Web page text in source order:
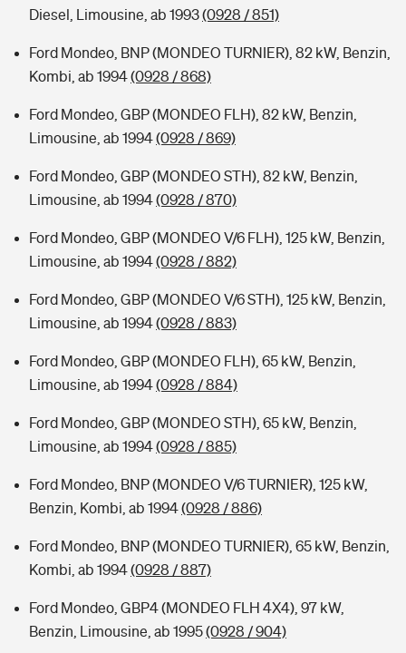
Diesel, Limousine, ab 1993(0928 / 851)
Ford Mondeo, BNP (MONDEO TURNIER), 82 kW, Benzin,
Kombi, ab 1994(0928 / 868)
Ford Mondeo, GBP (MONDEO FLH), 82 kW, Benzin,
Limousine, ab 1994(0928 / 869)
Ford Mondeo, GBP (MONDEO STH), 82 kW, Benzin,
Limousine, ab 1994(0928 / 870)
Ford Mondeo, GBP (MONDEO V/6 FLH), 125 kW, Benzin,
Limousine, ab 1994(0928 / 882)
Ford Mondeo, GBP (MONDEO V/6 STH), 125 kW, Benzin,
Limousine, ab 1994(0928 / 883)
Ford Mondeo, GBP (MONDEO FLH), 65 kW, Benzin,
Limousine, ab 1994(0928 / 884)
Ford Mondeo, GBP (MONDEO STH), 65 kW, Benzin,
Limousine, ab 1994(0928 / 885)
Ford Mondeo, BNP (MONDEO V/6 TURNIER), 125 kW,
Benzin, Kombi, ab 1994(0928 / 886)
Ford Mondeo, BNP (MONDEO TURNIER), 65 kW, Benzin,
Kombi, ab 1994(0928 / 887)
Ford Mondeo, GBP4 (MONDEO FLH 4X4), 97 kW,
Benzin, Limousine, ab 1995(0928 / 904)